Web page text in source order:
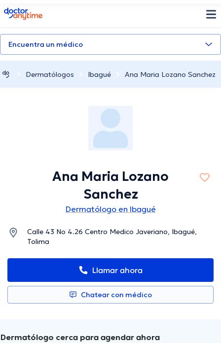
doctoranytime
Encuentra un médico
Dermatólogos Ibagué Ana Maria Lozano Sanchez
Ana Maria Lozano
Sanchez
Dermatólogo en Ibagué
Calle 43 No 4.26 Centro Medico Javeriano, Ibagué,
Tolima
Llamar ahora
Chatear con médico
Dermatólogo cerca para agendar ahora